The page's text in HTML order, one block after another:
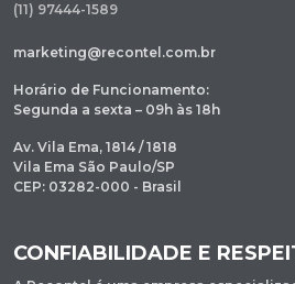
(11) 97444-1589
marketing@recontel.com.br
Horário de Funcionamento:
Segunda a sexta – 09h às 18h
Av. Vila Ema, 1814 / 1818
Vila Ema São Paulo/SP
CEP: 03282-000 - Brasil
CONFIABILIDADE E